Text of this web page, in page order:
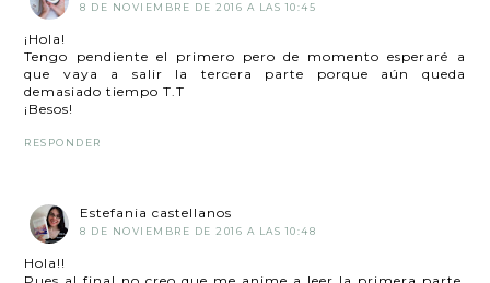
8 DE NOVIEMBRE DE 2016 A LAS 10:45
¡Hola!
Tengo pendiente el primero pero de momento esperaré a
que vaya a salir la tercera parte porque aún queda
demasiado tiempo T.T
¡Besos!
RESPONDER
Estefania castellanos
8 DE NOVIEMBRE DE 2016 A LAS 10:48
Hola!!